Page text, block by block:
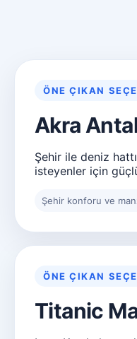
ÖNE ÇIKAN
Akra
Şehir ile deniz
isteyenler için
Şehir konforu ve
ÖNE ÇIKAN
Titanic